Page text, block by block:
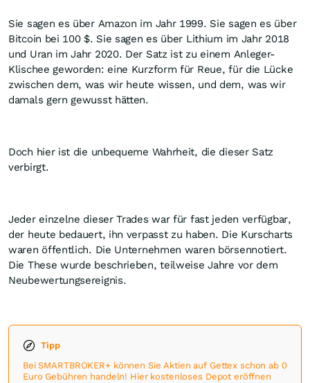
Sie sagen es über Amazon im Jahr 1999. Sie sagen es über
Bitcoin bei 100 $. Sie sagen es über Lithium im Jahr 2018
und Uran im Jahr 2020. Der Satz ist zu einem Anleger-
Klischee geworden: eine Kurzform für Reue, für die Lücke
zwischen dem, was wir heute wissen, und dem, was wir
damals gern gewusst hätten.
Doch hier ist die unbequeme Wahrheit, die dieser Satz
verbirgt.
Jeder einzelne dieser Trades war für fast jeden verfügbar,
der heute bedauert, ihn verpasst zu haben. Die Kurscharts
waren öffentlich. Die Unternehmen waren börsennotiert.
Die These wurde beschrieben, teilweise Jahre vor dem
Neubewertungsereignis.
Tipp
Bei SMARTBROKER+ können Sie Aktien auf Gettex schon ab 0
Euro Gebühren handeln! Hier kostenloses Depot eröffnen